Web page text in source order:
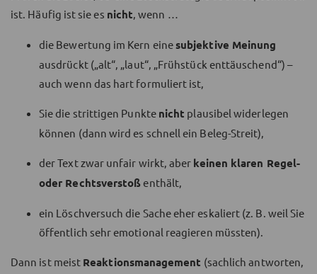
ist. Häufig ist sie es nicht, wenn …
die Bewertung im Kern einesubjektive Meinung
ausdrückt („alt“, „laut“, „Frühstück enttäuschend“) –
auch wenn das hart formuliert ist,
Sie die strittigen Punkte nicht plausibel widerlegen
können (dann wird es schnell ein Beleg-Streit),
der Text zwar unfair wirkt, aber keinen klaren Regel-
oder Rechtsverstoß enthält,
ein Löschversuch die Sache eher eskaliert (z. B. weil Sie
öffentlich sehr emotional reagieren müssten).
Dann ist meist Reaktionsmanagement (sachlich antworten,